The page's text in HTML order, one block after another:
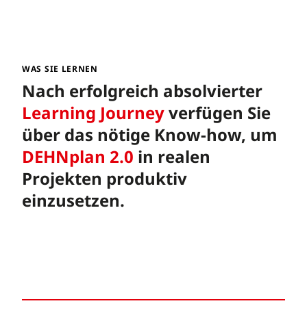
WAS SIE LERNEN
Nach erfolgreich absolvierter
Learning Journeyverfügen Sie
über das nötige Know-how, um
DEHNplan 2.0 in realen
Projekten produktiv
einzusetzen.